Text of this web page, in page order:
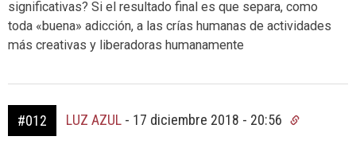
significativas? Si el resultado final es que separa, como
toda «buena» adicción, a las crías humanas de actividades
más creativas y liberadoras humanamente
#012 LUZ AZUL - 17 diciembre 2018 - 20:56